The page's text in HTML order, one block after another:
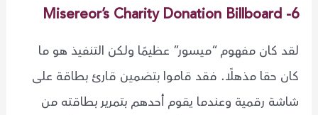
6- Misereor’s Charity Donation Billboard
لقد كان مفهوم “ميسور” عظيمًا ولكن التنفيذ هو ما
كان حقا مذهلًا. فقد قاموا بتضمين قارئ بطاقة على
شاشة رقمية وعندما يقوم أحدهم بتمرير بطاقته من